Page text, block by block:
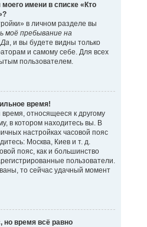
имени в списке «Кто
в личном разделе вы
моё пребывание на
Да, и вы будете видны только
и самому себе. Для всех
пользователем.
время!
относящееся к другому
в котором находитесь вы. В
настройках часовой пояс
Москва, Киев и т. д.
пояс, как и большинство
пользователи.
то сейчас удачный момент
но время всё равно